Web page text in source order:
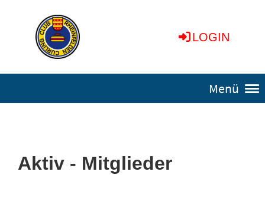
LOGIN
Menü
Aktiv - Mitglieder